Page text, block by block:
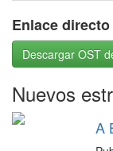
Enlace directo
Descargar OST
Nuevos
A